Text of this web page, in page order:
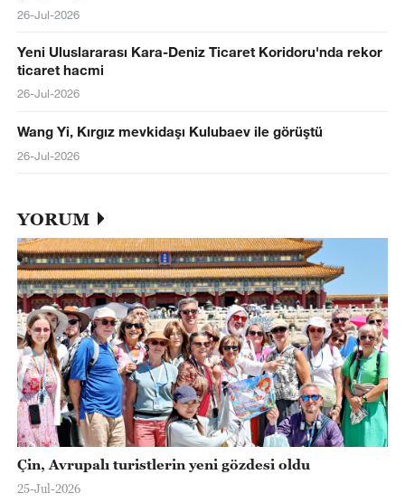
26-Jul-2026
Yeni Uluslararası Kara-Deniz Ticaret Koridoru'nda rekor
ticaret hacmi
26-Jul-2026
Wang Yi, Kırgız mevkidaşı Kulubaev ile görüştü
26-Jul-2026
YORUM
Çin, Avrupalı turistlerin yeni gözdesi oldu
25-Jul-2026